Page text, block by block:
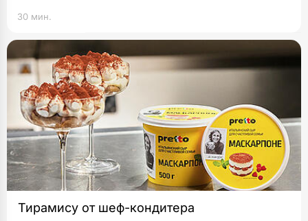
30 мин.
Тирамису от шеф-кондитера